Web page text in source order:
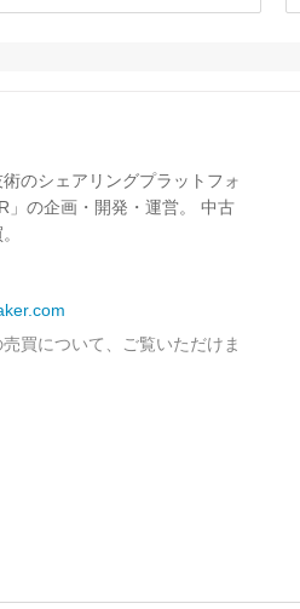
のシェアリングプラットフォ
」の企画・開発・運営。 中古
買について、ご覧いただけま